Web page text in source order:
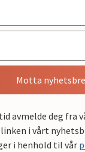
Motta
avmelde deg fra
i vårt
i henhold til vår